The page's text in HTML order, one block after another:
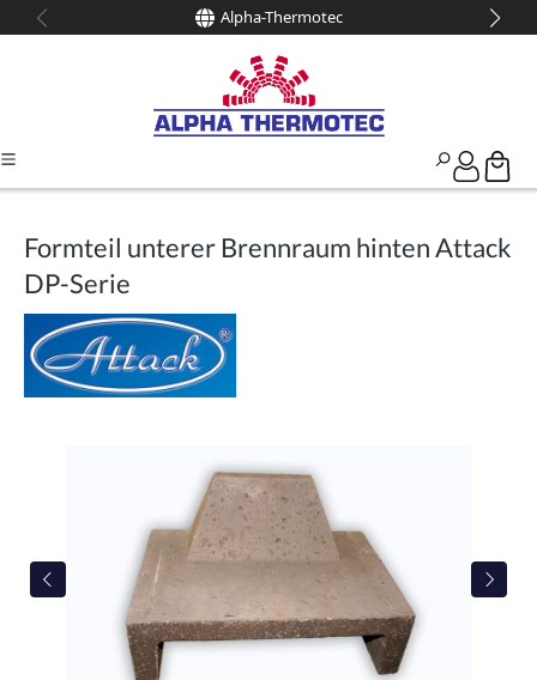
springen Alpha-Thermotec
Formteil unterer Brennraum hinten Attack
DP-Serie